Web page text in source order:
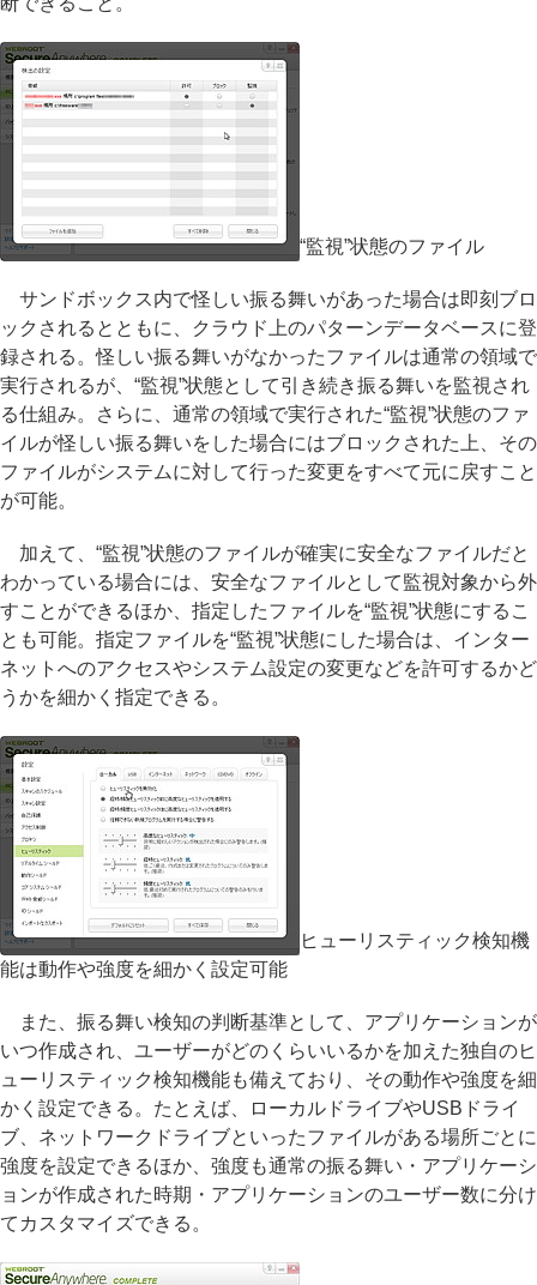
“監視”状態のファイル
サンドボックス内で怪しい振る舞いがあった場合は即刻ブロ
ックされるとともに、クラウド上のパターンデータベースに登
録される。怪しい振る舞いがなかったファイルは通常の領域で
実行されるが、“監視”状態として引き続き振る舞いを監視され
る仕組み。さらに、通常の領域で実行された“監視”状態のファ
イルが怪しい振る舞いをした場合にはブロックされた上、その
ファイルがシステムに対して行った変更をすべて元に戻すこと
が可能。
加えて、“監視”状態のファイルが確実に安全なファイルだと
わかっている場合には、安全なファイルとして監視対象から外
すことができるほか、指定したファイルを“監視”状態にするこ
とも可能。指定ファイルを“監視”状態にした場合は、インター
ネットへのアクセスやシステム設定の変更などを許可するかど
うかを細かく指定できる。
ヒューリスティック検知機
能は動作や強度を細かく設定可能
また、振る舞い検知の判断基準として、アプリケーションが
いつ作成され、ユーザーがどのくらいいるかを加えた独自のヒ
ューリスティック検知機能も備えており、その動作や強度を細
かく設定できる。たとえば、ローカルドライブやUSBドライ
ブ、ネットワークドライブといったファイルがある場所ごとに
強度を設定できるほか、強度も通常の振る舞い・アプリケーシ
ョンが作成された時期・アプリケーションのユーザー数に分け
てカスタマイズできる。